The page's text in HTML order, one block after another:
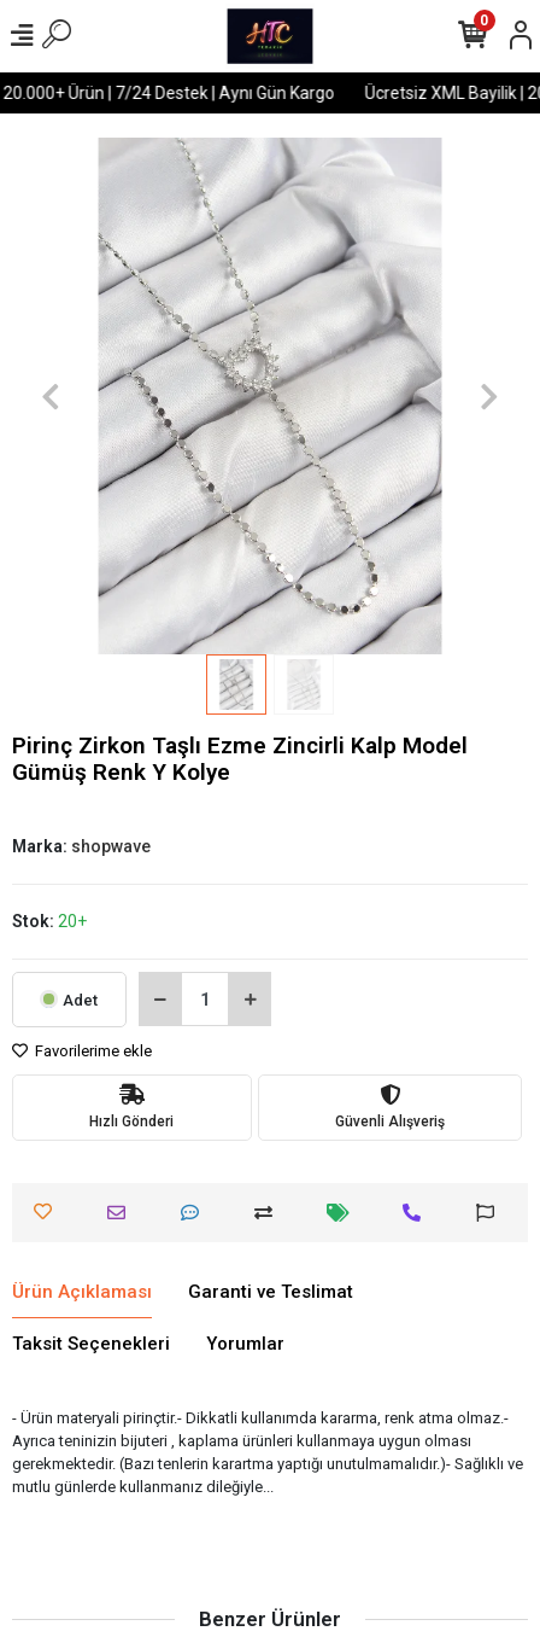
Ürün | 7/24 Destek | Aynı Gün Kargo Ücretsiz XML Bayilik |
0
Pirinç Zirkon Taşlı Ezme Zincirli Kalp Model
Gümüş Renk Y Kolye
Marka: shopwave
Stok: 20+
Adet
Favorilerime ekle
Hızlı Gönderi Güvenli Alışveriş
Ürün Açıklaması Garanti ve Teslimat
Taksit Seçenekleri Yorumlar
- Ürün materyali pirinçtir.- Dikkatli kullanımda kararma, renk atma olmaz.-
Ayrıca teninizin bijuteri , kaplama ürünleri kullanmaya uygun olması
gerekmektedir. (Bazı tenlerin karartma yaptığı unutulmamalıdır.)- Sağlıklı ve
mutlu günlerde kullanmanız dileğiyle...
Benzer Ürünler